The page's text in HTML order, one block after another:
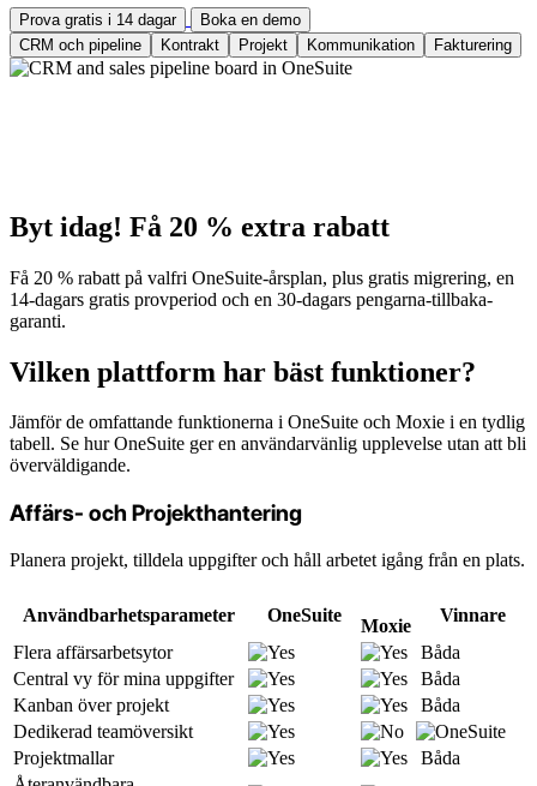
Prova gratis i 14 dagar
Boka en demo
CRM och pipeline
Kontrakt Projekt Kommunikation Fakturering
Byt idag! Få 20 % extra rabatt
Få 20 % rabatt på valfri OneSuite-årsplan, plus gratis migrering, en
14-dagars gratis provperiod och en 30-dagars pengarna-tillbaka-
garanti.
Vilken plattform har bäst funktioner?
Jämför de omfattande funktionerna i OneSuite och Moxie i en tydlig
tabell. Se hur OneSuite ger en användarvänlig upplevelse utan att bli
överväldigande.
Affärs- och Projekthantering
Planera projekt, tilldela uppgifter och håll arbetet igång från en plats.
Användbarhetsparameter OneSuite
Moxie
Vinnare
Flera affärsarbetsytor
Båda
Central vy för mina uppgifter
Båda
Kanban över projekt
Båda
Dedikerad teamöversikt
Projektmallar
Båda